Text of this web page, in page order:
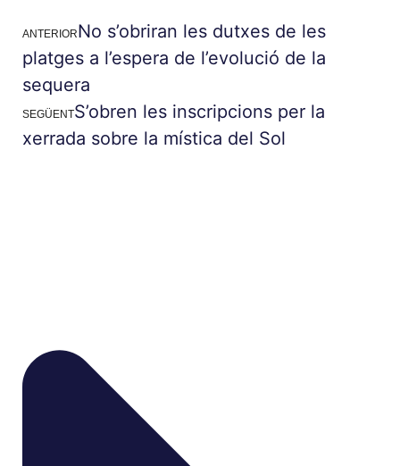
ANTERIORNo s’obriran les dutxes de les
platges a l’espera de l’evolució de la
sequera
SEGÜENTS’obren les inscripcions per la
xerrada sobre la mística del Sol